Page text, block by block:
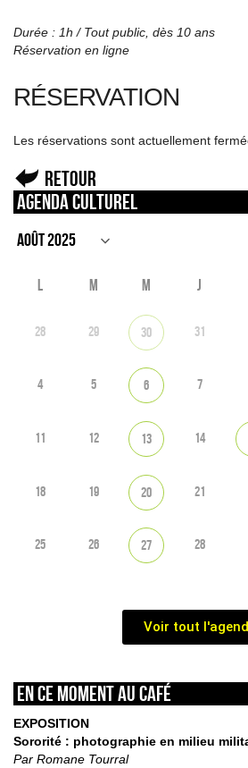
Durée : 1h / Tout public, dès 10 ans
Réservation en ligne
RÉSERVATION
Les réservations sont actuellement
Retour
Agenda culturel
L M M J
28 29 30 31
4 5 6 7
11 12 13 14
18 19 20 21
25 26 27 28
Voir tout
En ce moment au café
EXPOSITION
Sororité : photographie en milieu
Par Romane Tourral